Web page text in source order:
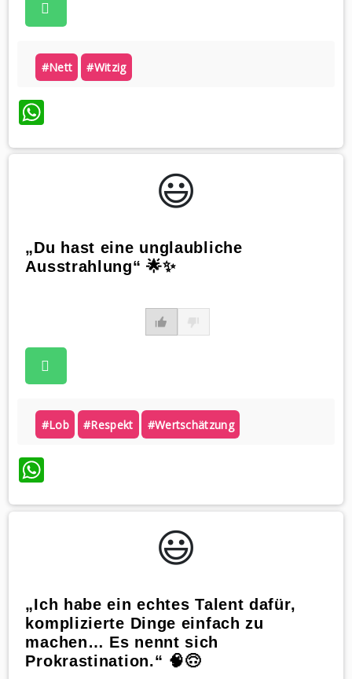
#nett #witzig
WhatsApp
😃️
„Du hast eine unglaubliche
Ausstrahlung“ 🌟✨
#lob #respekt #wertschätzung
WhatsApp
😃️
„Ich habe ein echtes Talent dafür,
komplizierte Dinge einfach zu
machen… Es nennt sich
Prokrastination.“ 🧠🙃